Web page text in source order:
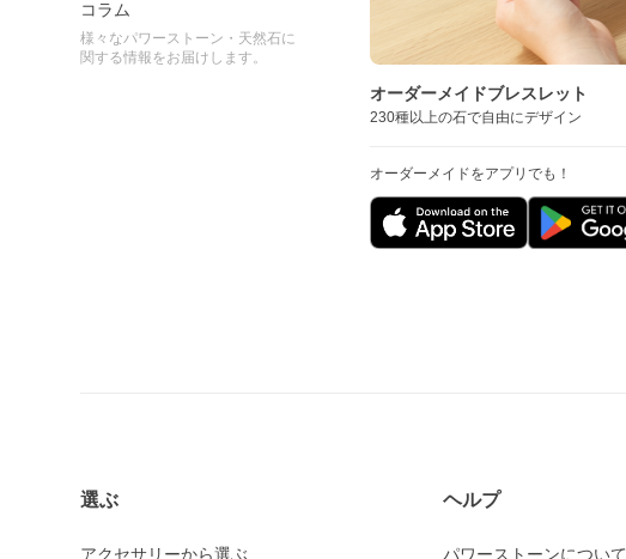
コラム
様々なパワーストーン・天然石に
関する情報をお届けします。
オーダーメイドブレスレット
230種以上の石で自由にデザイン
オーダーメイドをアプリでも！
選ぶ
アクセサリーから選ぶ
ヘルプ
パワーストーンについて